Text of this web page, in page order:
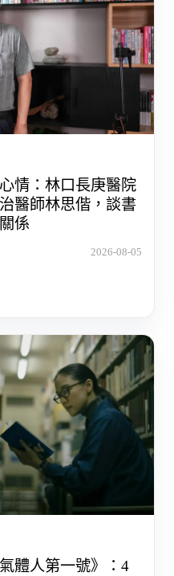
情：林口長庚醫院
醫師林思偕，談書
係
2026-08-05
體人第一號》：4